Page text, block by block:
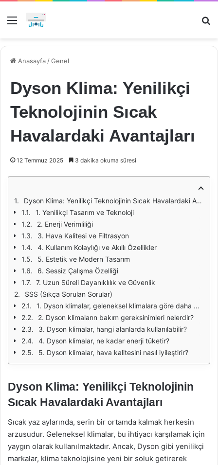
Menü
Anasayfa /Genel
Dyson Klima: Yenilikçi
Teknolojinin Sıcak
Havalardaki Avantajları
12 Temmuz 2025 3 dakika okuma süresi
Dyson Klima: Yenilikçi Teknolojinin Sıcak Havalardaki Avantajları
1. Yenilikçi Tasarım ve Teknoloji
2. Enerji Verimliliği
3. Hava Kalitesi ve Filtrasyon
4. Kullanım Kolaylığı ve Akıllı Özellikler
5. Estetik ve Modern Tasarım
6. Sessiz Çalışma Özelliği
7. Uzun Süreli Dayanıklılık ve Güvenlik
SSS (Sıkça Sorulan Sorular)
1. Dyson klimalar, geleneksel klimalara göre daha mı pahalıdır?
2. Dyson klimaların bakım gereksinimleri nelerdir?
3. Dyson klimalar, hangi alanlarda kullanılabilir?
4. Dyson klimalar, ne kadar enerji tüketir?
5. Dyson klimalar, hava kalitesini nasıl iyileştirir?
Dyson Klima: Yenilikçi Teknolojinin
Sıcak Havalardaki Avantajları
Sıcak yaz aylarında, serin bir ortamda kalmak herkesin
arzusudur. Geleneksel klimalar, bu ihtiyacı karşılamak için
yaygın olarak kullanılmaktadır. Ancak, Dyson gibi yenilikçi
markalar, klima teknolojisine yeni bir soluk getirerek